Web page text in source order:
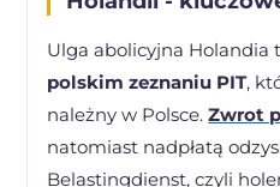
Ulga abolicyjna Holandia
polskim zeznaniu PIT,
należny w Polsce.Zwrot
natomiast nadpłatą
Belastingdienst, czyli